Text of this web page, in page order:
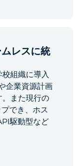
レスに統
組織に導入
企業資源計画
。また現行の
でき、ホス
駆動型など